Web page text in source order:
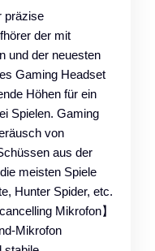
präzise
der mit
und der neuesten
Gaming Headset
Höhen für ein
Spielen. Gaming
von
aus der
meisten Spiele
Hunter Spider, etc.
Mikrofon】
Mikrofon